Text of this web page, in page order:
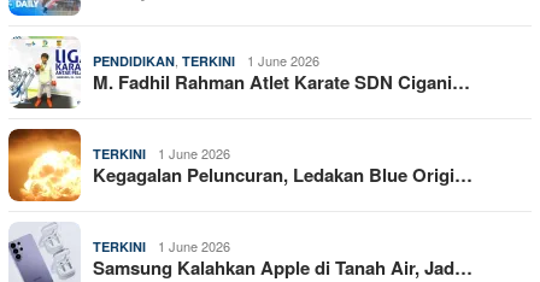
PENDIDIKAN TERKINI 1 June 2026
M. Fadhil Rahman Atlet Karate SDN Cigani…
TERKINI 1 June 2026
Kegagalan Peluncuran, Ledakan Blue Origi…
TERKINI 1 June 2026
Samsung Kalahkan Apple di Tanah Air, Jad…